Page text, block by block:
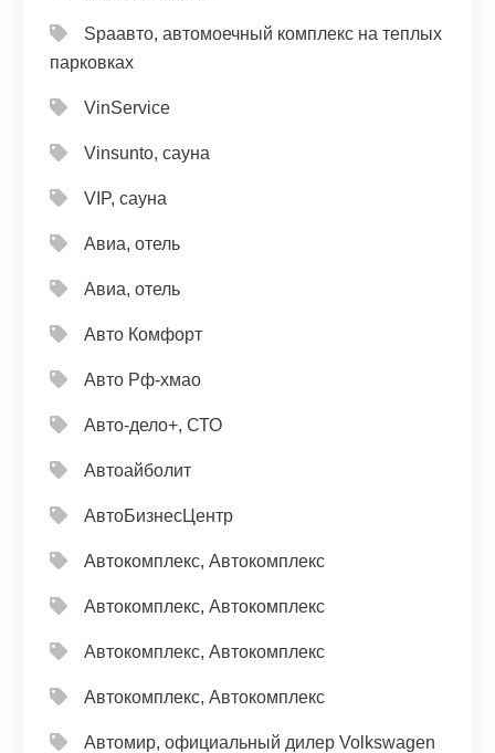
Spaавто, автомоечный комплекс на теплых
парковках
VinService
Vinsunto, сауна
VIP, сауна
Авиа, отель
Авиа, отель
Авто Комфорт
Авто Рф-хмао
Авто-дело+, СТО
Автоайболит
АвтоБизнесЦентр
Автокомплекс, Автокомплекс
Автокомплекс, Автокомплекс
Автокомплекс, Автокомплекс
Автокомплекс, Автокомплекс
Автомир, официальный дилер Volkswagen